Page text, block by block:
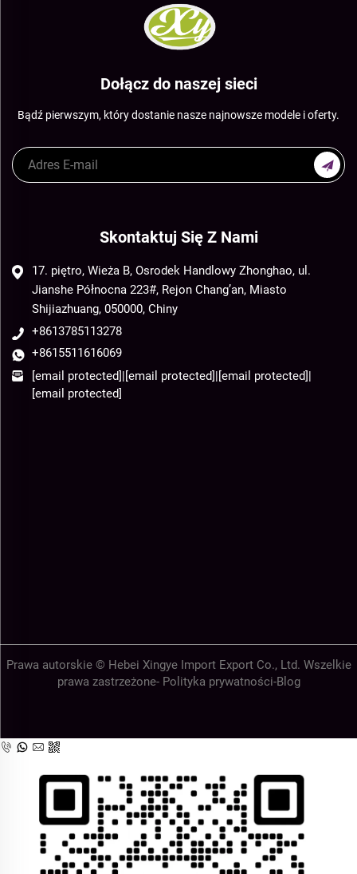
Dołącz do naszej sieci
Bądź pierwszym, który dostanie nasze najnowsze modele i oferty.
Skontaktuj Się Z Nami
17. piętro, Wieża B, Osrodek Handlowy Zhonghao, ul.
Jianshe Północna 223#, Rejon Chang’an, Miasto
Shijiazhuang, 050000, Chiny
+8613785113278
+8615511616069
[email protected]|[email protected]|[email protected]|
[email protected]
Prawa autorskie © Hebei Xingye Import Export Co., Ltd. Wszelkie
prawa zastrzeżone- Polityka prywatności-Blog